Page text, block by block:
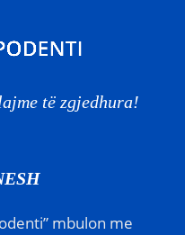
të zgjedhura!
mbulon me